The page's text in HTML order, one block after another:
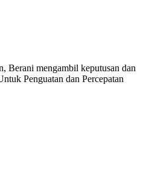
Berani mengambil keputusan dan
Penguatan dan Percepatan